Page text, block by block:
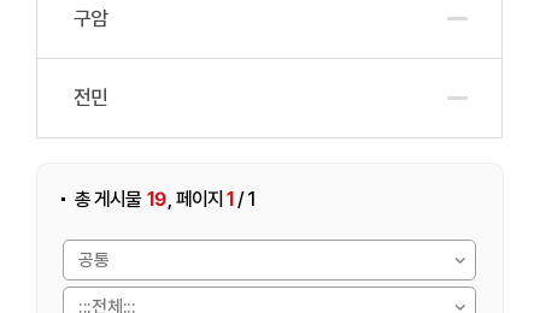
구암
전민
총 게시물 19,페이지1/ 1